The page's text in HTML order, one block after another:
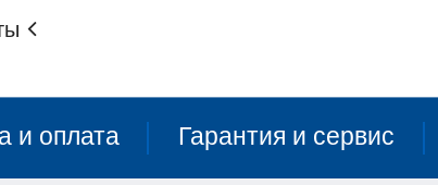
и оплата Гарантия и сервис